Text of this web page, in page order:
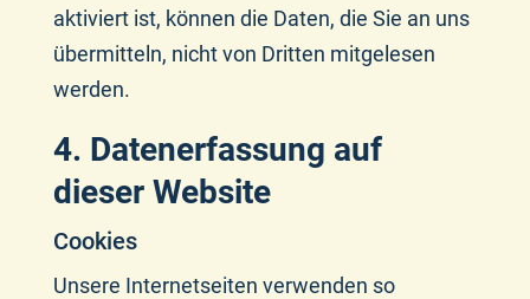
aktiviert ist, können die Daten, die Sie an uns
übermitteln, nicht von Dritten mitgelesen
werden.
4. Datenerfassung auf
dieser Website
Cookies
Unsere Internetseiten verwenden so